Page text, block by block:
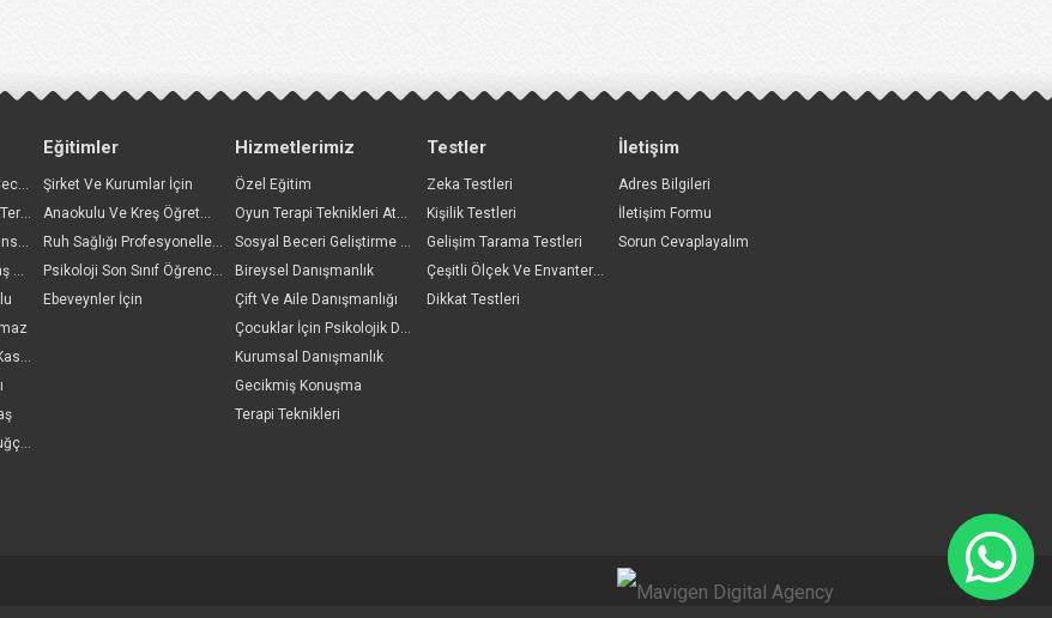
BESLENME TEDAVİSİ
BESLENME TEDAVİSİ
anlamak: ...
kpd.26024438.1274691https://doi.org/10.57127/kpd.26024438.1274691https:/...
Uzm. Psikolog Oktay Ceceloğlu
Gülşen Ay, Aile Ve Çift Terapisti
Uzm.klinik Psikolog Cansın Arslantaş
Uzm. Psk. Dan. Ezgi Taş Yıldız
Klinik Psk. Sinem Adil Kasapoğlu
Uzm. Klinik Psikolog Tuğçe Sağlam Çakır
Eğitimler
Şirket Ve Kurumlar İçin
Anaokulu Ve Kreş Öğretmenleri İçin
Ruh Sağlığı Profesyonelleri İçin
Psikoloji Son Sınıf Öğrencileri İçin
Ebeveynler İçin
Hizmetlerimiz
Özel Eğitim
Oyun Terapi Teknikleri Atölyesi Başlıyor
Sosyal Beceri Geliştirme Grupları Başlıyor
Bireysel Danışmanlık
Çift Ve Aile Danışmanlığı
Çocuklar İçin Psikolojik Danışmanlık
Kurumsal Danışmanlık
Gecikmiş Konuşma
Terapi Teknikleri
Testler
Zeka Testleri
Kişilik Testleri
Gelişim Tarama Testleri
Çeşitli Ölçek Ve Envanterler
Dikkat Testleri
İletişim
Adres Bilgileri
İletişim Formu
Sorun Cevaplayalım